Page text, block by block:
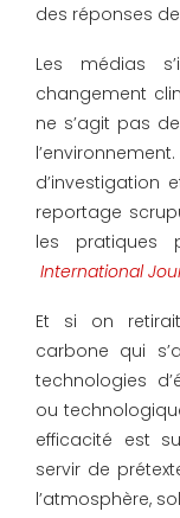
des réponses
Les médias
changement
ne s’agit pas
d’investigation
reportage
les pratiques
International
Et si on
carbone qui
technologies
ou
efficacité est
servir de
l’atmosphère,